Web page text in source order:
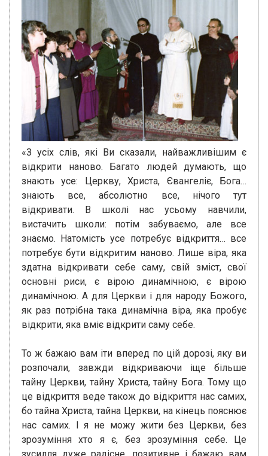
«З усіх слів, які Ви сказали, найважливішим є
відкрити наново. Багато людей думають, що
знають усе: Церкву, Христа, Євангеліє, Бога…
знають все, абсолютно все, нічого тут
відкривати. В школі нас усьому навчили,
вистачить школи: потім забуваємо, але все
знаємо. Натомість усе потребує відкриття… все
потребує бути відкритим наново. Лише віра, яка
здатна відкривати себе саму, свій зміст, свої
основні риси, є вірою динамічною, є вірою
динамічною. А для Церкви і для народу Божого,
як раз потрібна така динамічна віра, яка пробує
відкрити, яка вміє відкрити саму себе.
То ж бажаю вам іти вперед по цій дорозі, яку ви
розпочали, завжди відкриваючи іще більше
тайну Церкви, тайну Христа, тайну Бога. Тому що
це відкриття веде також до відкриття нас самих,
бо тайна Христа, тайна Церкви, на кінець пояснює
нас самих. І я не можу жити без Церкви, без
зрозуміння хто я є, без зрозуміння себе. Це